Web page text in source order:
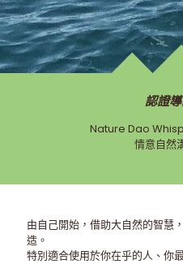
認證
Nature Dao
情意自然
由自己開始，借助大自然的智慧
造。
特別適合使用於你在乎的人、你